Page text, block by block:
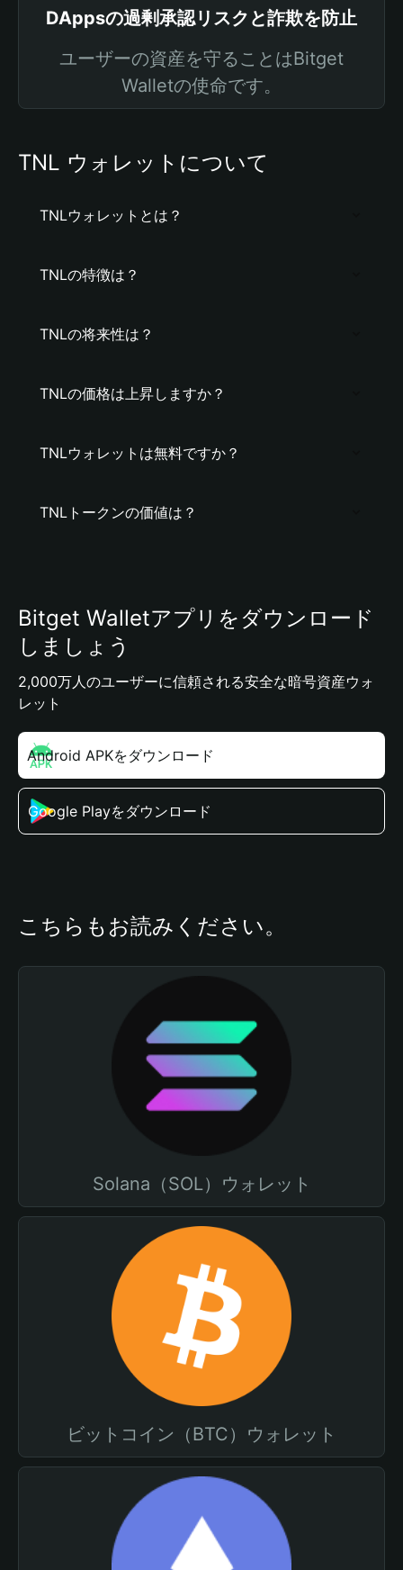
DAppsの過剰承認リスクと詐欺を防止
ユーザーの資産を守ることはBitget
Walletの使命です。
TNL ウォレットについて
TNLウォレットとは？
TNLの特徴は？
TNLの将来性は？
TNLの価格は上昇しますか？
TNLウォレットは無料ですか？
TNLトークンの価値は？
Bitget Walletアプリをダウンロード
しましょう
2,000万人のユーザーに信頼される安全な暗号資産ウォ
レット
Android APKをダウンロード
Google Playをダウンロード
こちらもお読みください。
Solana（SOL）ウォレット
ビットコイン（BTC）ウォレット